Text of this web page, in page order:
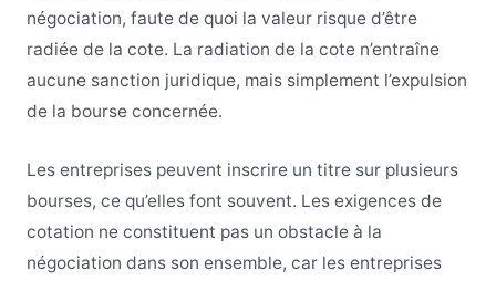
négociation, faute de quoi la valeur risque d’être
radiée de la cote. La radiation de la cote n’entraîne
aucune sanction juridique, mais simplement l’expulsion
de la bourse concernée.
Les entreprises peuvent inscrire un titre sur plusieurs
bourses, ce qu’elles font souvent. Les exigences de
cotation ne constituent pas un obstacle à la
négociation dans son ensemble, car les entreprises